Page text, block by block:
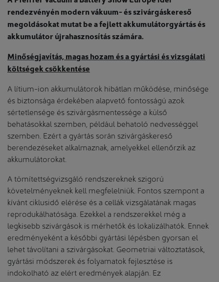
rendezvényén modern vákuum- és szivárgáskereső
megoldásokat mutat be a fejlett akkumulátorgyártás és
akkumulátor újrahasznosítás számára.
Minőségjavítás, magas hozam és a gyártási és vizsgálati
költségek csökkentése
A lítium-ion akkumulátorok hibátlan működése, minősége
és biztonsága érdekében alapvető fontosságú azok
sértetlensége és szivárgásmentessége a külső
behatásokkal szemben, például behatoló nedvességgel
szemben. Ezért a gyártás során szivárgáskereső
berendezéseket alkalmaznak, amelyekkel ellenőrzik az
akkumulátorokat.
A tömítettségvizsgáló rendszereknek szigorú
követelményeknek kell megfelelniük. Fontos szempont a
kívánt ciklusidő elérése és a cellák vizsgálatának magas
reprodukálhatósága. Ezekkel a rendszerekkel még a
legkisebb szivárgások is mérhetők és lokalizálhatók. Ennek
eredményeként a későbbi gyártási lépésben gyorsan el
lehet távolítani a szivárgásokat. Geometriai változtatások,
gyártási módszerek és folyamatok fejlesztése is
indokolható az elért eredmények alapján. Ez